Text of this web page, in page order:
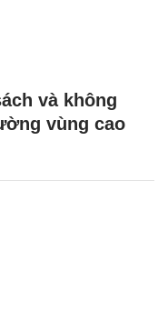
và không
vùng cao